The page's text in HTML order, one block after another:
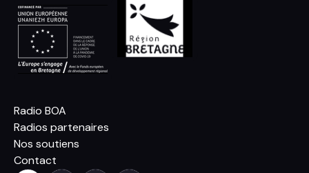
Radio BOA
Radios partenaires
Nos soutiens
Contact